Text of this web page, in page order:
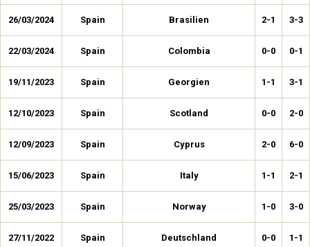
26/03/2024 Spain Brasilien 2-1 3-3
22/03/2024 Spain Colombia 0-0 0-1
19/11/2023 Spain Georgien 1-1 3-1
12/10/2023 Spain Scotland 0-0 2-0
12/09/2023 Spain Cyprus 2-0 6-0
15/06/2023 Spain Italy 1-1 2-1
25/03/2023 Spain Norway 1-0 3-0
27/11/2022 Spain Deutschland 0-0 1-1